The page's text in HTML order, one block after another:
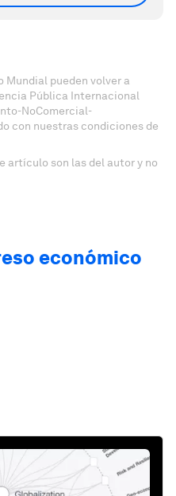
Mundial pueden volver a
Pública Internacional
NoComercial-
con nuestras condiciones de
artículo son las del autor y no
económico